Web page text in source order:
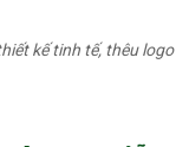
kế tinh tế, thêu logo